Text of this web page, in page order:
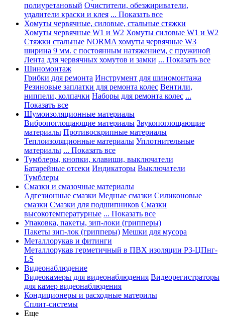
полиуретановый Очистители, обезжириватели,
удалители краски и клея ... Показать все
Хомуты червячные, силовые, стальные стяжки
Хомуты червячные W1 и W2 Хомуты силовые W1 и W2
Стяжки стальные NORMA хомуты червячные W3
ширина 9 мм. с постоянным натяжением, с пружиной
Лента для червячных хомутов и замки ... Показать все
Шиномонтаж
Грибки для ремонта Инструмент для шиномонтажа
Резиновые заплатки для ремонта колес Вентили,
ниппели, колпачки Наборы для ремонта колес ...
Показать все
Шумоизоляционные материалы
Вибропоглощающие материалы Звукопоглощающие
материалы Противоскрипные материалы
Теплоизоляционные материалы Уплотнительные
материалы ... Показать все
Тумблеры, кнопки, клавиши, выключатели
Батарейные отсеки Индикаторы Выключатели
Тумблеры
Смазки и смазочные материалы
Адгезионные смазки Медные смазки Силиконовые
смазки Смазки для подшипников Смазки
высокотемпературные ... Показать все
Упаковка, пакеты, зип-локи (грипперы)
Пакеты зип-лок (грипперы) Мешки для мусора
Металлорукав и фитинги
Металлорукав герметичный в ПВХ изоляции Р3-ЦПнг-
LS
Видеонаблюдение
Видеокамеры для видеонаблюдения Видеорегистраторы
для камер видеонаблюдения
Кондиционеры и расходные материлы
Сплит-системы
Еще